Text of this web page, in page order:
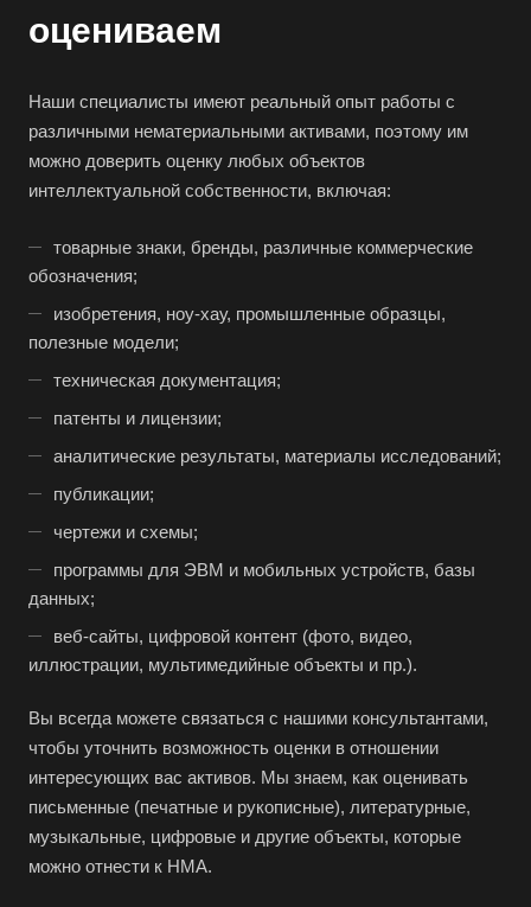
оцениваем
Наши специалисты имеют реальный опыт работы с
различными нематериальными активами, поэтому им
можно доверить оценку любых объектов
интеллектуальной собственности, включая:
товарные знаки, бренды, различные коммерческие
обозначения;
изобретения, ноу-хау, промышленные образцы,
полезные модели;
техническая документация;
патенты и лицензии;
аналитические результаты, материалы исследований;
публикации;
чертежи и схемы;
программы для ЭВМ и мобильных устройств, базы
данных;
веб-сайты, цифровой контент (фото, видео,
иллюстрации, мультимедийные объекты и пр.).
Вы всегда можете связаться с нашими консультантами,
чтобы уточнить возможность оценки в отношении
интересующих вас активов. Мы знаем, как оценивать
письменные (печатные и рукописные), литературные,
музыкальные, цифровые и другие объекты, которые
можно отнести к НМА.
Выберите ваш город